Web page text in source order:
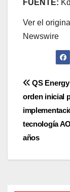
FUENTE:
Ver el original
Newswire
Post
QS
orden inicial
tecnología
años